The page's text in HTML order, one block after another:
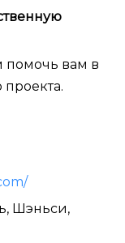
помочь вам в
Шэньси,